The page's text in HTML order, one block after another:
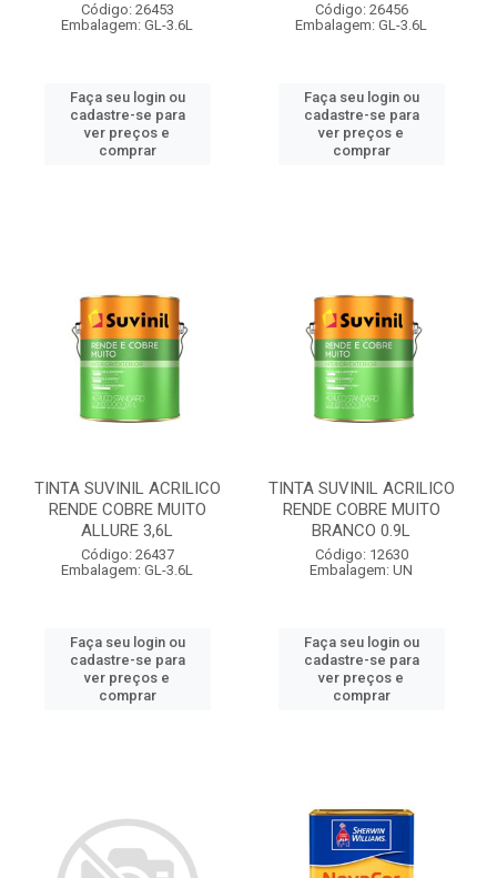
Código: 26453
Embalagem: GL-3.6L
Faça seu login ou
cadastre-se para
ver preços e
comprar
Código: 26456
Embalagem: GL-3.6L
Faça seu login ou
cadastre-se para
ver preços e
comprar
TINTA SUVINIL ACRILICO
RENDE COBRE MUITO
ALLURE 3,6L
Código: 26437
Embalagem: GL-3.6L
Faça seu login ou
cadastre-se para
ver preços e
comprar
TINTA SUVINIL ACRILICO
RENDE COBRE MUITO
BRANCO 0.9L
Código: 12630
Embalagem: UN
Faça seu login ou
cadastre-se para
ver preços e
comprar